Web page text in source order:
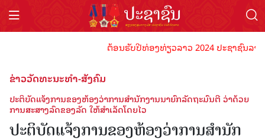
ຕ້ອນຮັບປີທ່ອງທ່ຽວລາວ 2024 ປະຊາຊົນລາ
ຂ່າວວັດທະນະທຳ-ສັງຄົມ
ປະຕິບັດແຈ້ງການຂອງຫ້ອງວ່າການສໍານັກງານນາຍົກລັດຖະມົນຕີ ວ່າດ້ວຍ
ການສະສາງລົດຂອງລັດ ໃຫ້ສໍາເລັດໂດຍໄວ
ປະຕິບັດແຈ້ງການຂອງຫ້ອງວ່າການສໍານັກ